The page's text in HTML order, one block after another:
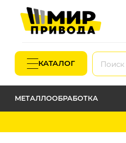
КАТАЛОГ
МЕТАЛЛООБРАБОТКА